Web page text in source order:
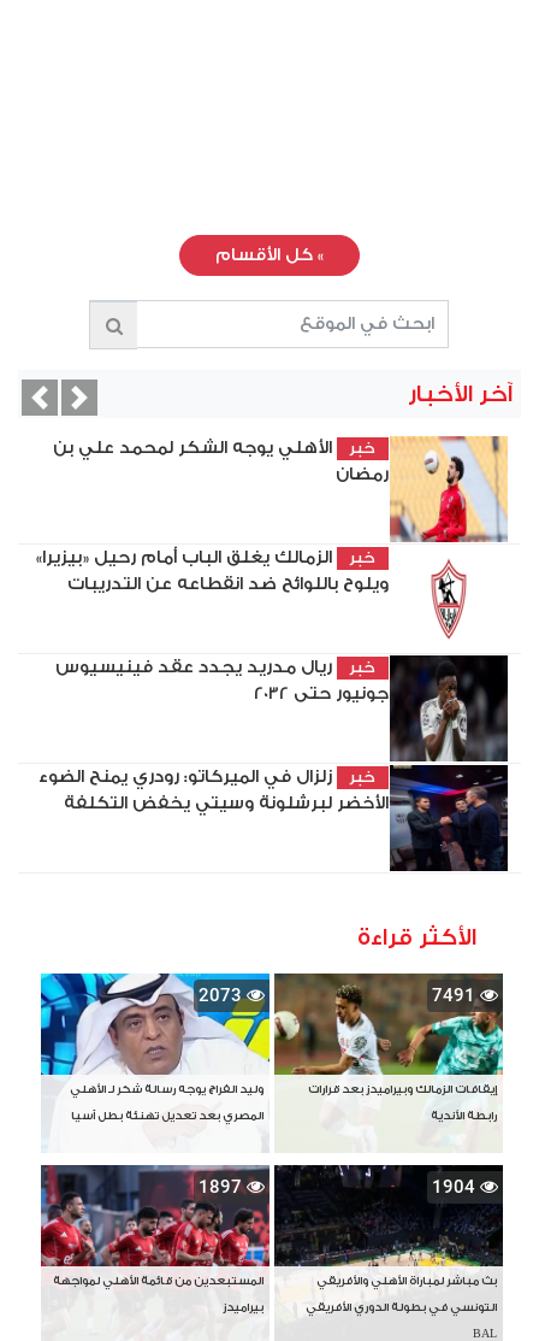
» كل الأقسام
آخر الأخبار
خبر
الأهلي يوجه الشكر لمحمد علي بن
رمضان
خبر
الزمالك يغلق الباب أمام رحيل «بيزيرا»
ويلوح باللوائح ضد انقطاعه عن التدريبات
خبر
ريال مدريد يجدد عقد فينيسيوس
جونيور حتى 2032
خبر
زلزال في الميركاتو: رودري يمنح الضوء
الأخضر لبرشلونة وسيتي يخفض التكلفة
Next
الأكثر قراءة
7491
إيقافات الزمالك وبيراميدز بعد قرارات
رابطة الأندية
2073
وليد الفراج يوجه رسالة شكر لـ الأهلي
المصري بعد تعديل تهنئة بطل آسيا
1904
بث مباشر لمباراة الأهلي والأفريقي
التونسي في بطولة الدوري الأفريقي
BAL
1897
المستبعدين من قائمة الأهلي لمواجهة
بيراميدز